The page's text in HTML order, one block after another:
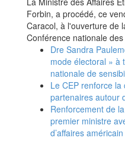
Forbin, a procédé, ce
Caracol, à l'ouverture de
Conférence nationale
Dre Sandra
mode électoral » à
nationale de
Le CEP renforce
partenaires autour
Renforcement de
premier ministre
d’affaires